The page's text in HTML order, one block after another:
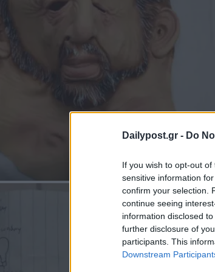
Dailypost.gr - Do
If you wish to opt-out
sensitive information
confirm your selection.
continue seeing
information disclosed
further disclosure of
participants. This
Downstream